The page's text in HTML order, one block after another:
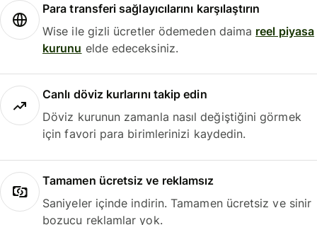
Para transferi sağlayıcılarını karşılaştırın
Wise ile gizli ücretler ödemeden daima reel piyasa
kurunu elde edeceksiniz.
Canlı döviz kurlarını takip edin
Döviz kurunun zamanla nasıl değiştiğini görmek
için favori para birimlerinizi kaydedin.
Tamamen ücretsiz ve reklamsız
Saniyeler içinde indirin. Tamamen ücretsiz ve sinir
bozucu reklamlar yok.